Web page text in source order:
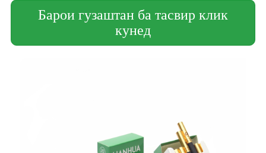
Барои гузаштан ба тасвир клик
кунед